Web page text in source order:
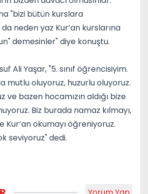
"bizi bütün kurslara
neden yaz Kur’an kurslarına
demesinler" diye konuştu.
Ali Yaşar, "5. sınıf öğrencisiyim.
mutlu oluyoruz, huzurlu oluyoruz.
ve bazen hocamızın aldığı bize
Biz burada namaz kılmayı,
Kur’an okumayı öğreniyoruz.
seviyoruz" dedi.